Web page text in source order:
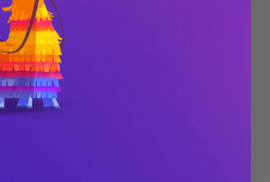
de dupa